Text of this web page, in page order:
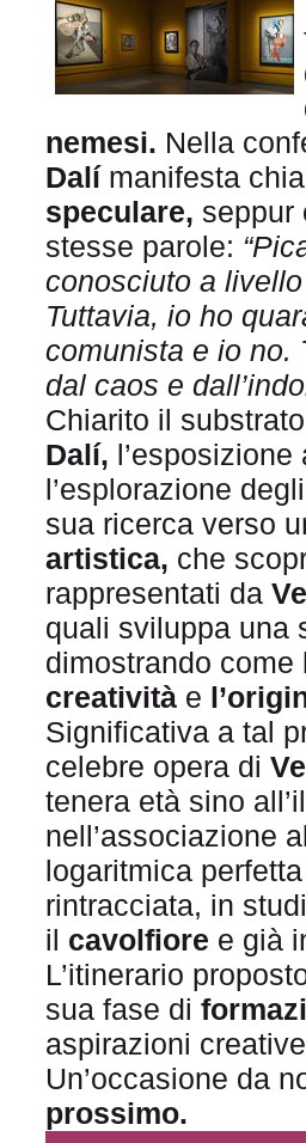
nemesi. Nella
Dalímanifesta
speculare, seppur
stesse parole:
conosciuto a
Tuttavia, io ho
comunista e io no.
dal caos e
Chiarito il
Dalí,
l’esplorazione
sua ricerca verso
artistica, che
rappresentati da
quali sviluppa una
dimostrando come
creatività e
Significativa a tal
celebre opera di
tenera età sino
nell’associazione
logaritmica
rintracciata, in
il cavolfiore e già
L’itinerario
sua fase di
aspirazioni
Un’occasione da
prossimo.